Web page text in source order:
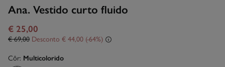
Ana. Vestido curto fluido
€ 25,00
€ 69,00 Desconto € 44,00 64
Côr: Multicolorido